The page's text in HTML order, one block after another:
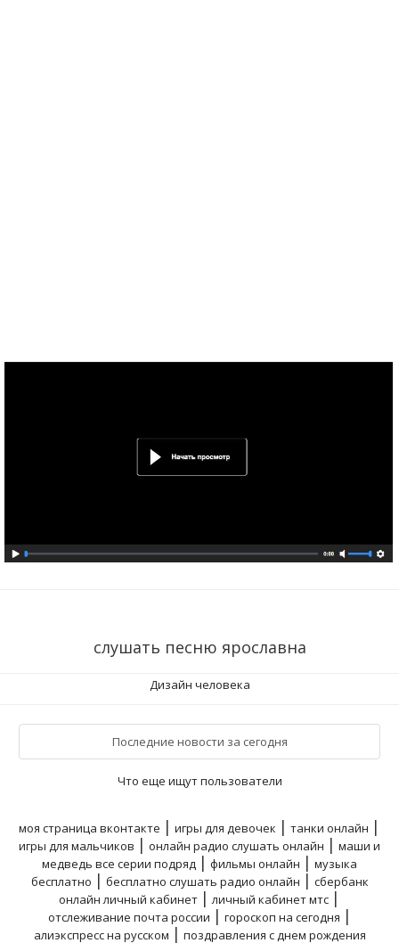
слушать песню ярославна
Дизайн человека
Последние новости за сегодня
Что еще ищут пользователи
моя страница вконтакте | игры для девочек | танки онлайн |
игры для мальчиков | онлайн радио слушать онлайн | маши и
медведь все серии подряд | фильмы онлайн | музыка
бесплатно | бесплатно слушать радио онлайн | сбербанк
онлайн личный кабинет | личный кабинет мтс |
отслеживание почта россии | гороскоп на сегодня |
алиэкспресс на русском | поздравления с днем рождения